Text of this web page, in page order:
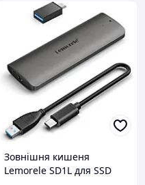
Зовнішня кишеня
Lemorele SD1L для SSD